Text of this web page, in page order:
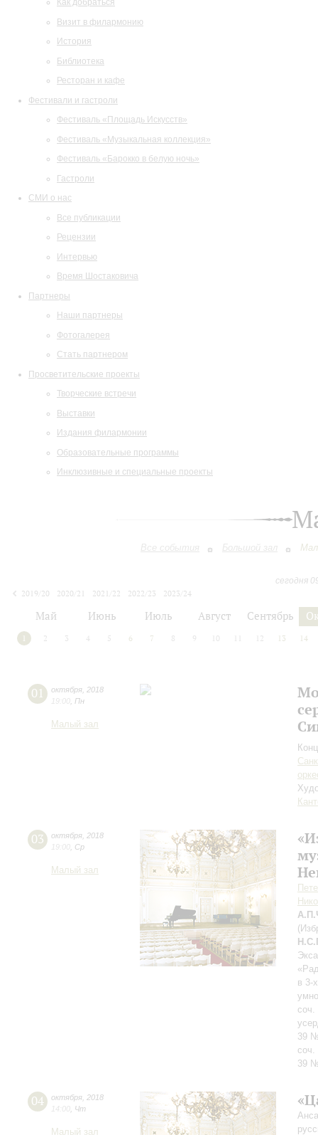
Как добраться
Визит в филармонию
История
Библиотека
Ресторан и кафе
Фестивали и гастроли
Фестиваль «Площадь Искусств»
Фестиваль «Музыкальная коллекция»
Фестиваль «Барокко в белую ночь»
Гастроли
СМИ о нас
Все публикации
Рецензии
Интервью
Время Шостаковича
Партнеры
Наши партнеры
Фотогалерея
Стать партнером
Просветительские проекты
Творческие встречи
Выставки
Издания филармонии
Образовательные программы
Инклюзивные и специальные проекты
Все события Большой зал
сегодня
2019/20
2020/21 2021/22 2022/23
2023/24
Май Июнь Июль Август Сентябрь
1 2 3 4 5 6 7 8 9 10 12 13 14
01 октября 2018
19:00 Пн
Малый зал
03 октября 2018
19:00 Ср
Малый зал
в 3-
39
39
04 октября 2018
14:00 Чт
Малый зал